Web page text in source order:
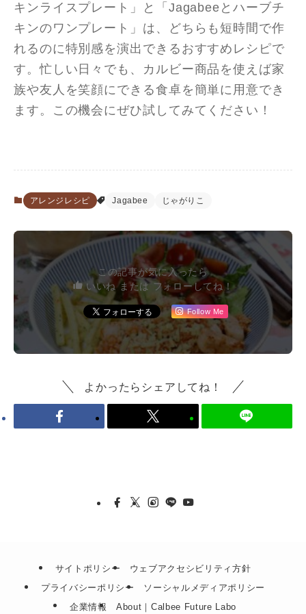
キンライスプレート」と「Jagabeeとハーブチ
キンのワンプレート」は、どちらも短時間で作
れるのに特別感を演出できるおすすめレシピで
す。忙しい日々でも、カルビー商品を使えば家
族や友人を笑顔にできる食卓を簡単に用意でき
ます。この機会にぜひ試してみてください！
アレンジレシピ Jagabee じゃがりこ
この記事が気に入ったら
いいね または フォローしてね！
Follow Me
よかったらシェアしてね！
サイトポリシー
ウェブアクセシビリティ方針
プライバシーポリシー
ソーシャルメディアポリシー
企業情報
About｜Calbee Future Labo